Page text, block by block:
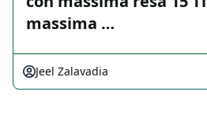
massima …
Jeel Zalavadia